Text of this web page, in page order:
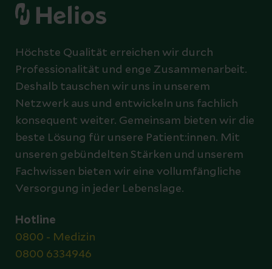
Höchste Qualität erreichen wir durch
Professionalität und enge Zusammenarbeit.
Deshalb tauschen wir uns in unserem
Netzwerk aus und entwickeln uns fachlich
konsequent weiter. Gemeinsam bieten wir die
beste Lösung für unsere Patient:innen. Mit
unseren gebündelten Stärken und unserem
Fachwissen bieten wir eine vollumfängliche
Versorgung in jeder Lebenslage.
Hotline
0800 - Medizin
0800 6334946